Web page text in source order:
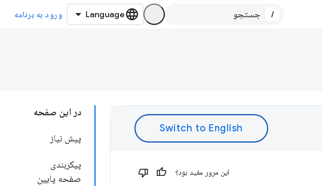
/ ورود به برنامه
در این صفحه
پیش نیاز
پیکربندی
صفحه پایین
این مرور مفید بود؟